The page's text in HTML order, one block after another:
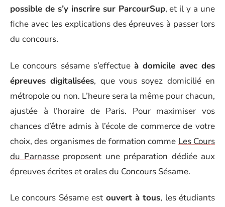
possible de s’y inscrire sur ParcourSup, et il y a une
fiche avec les explications des épreuves à passer lors
du concours.
Le concours sésame s’effectueà domicile avec des
épreuves digitalisées, que vous soyez domicilié en
métropole ou non. L’heure sera la même pour chacun,
ajustée à l’horaire de Paris. Pour maximiser vos
chances d’être admis à l’école de commerce de votre
choix, des organismes de formation comme Les Cours
du Parnasse proposent une préparation dédiée aux
épreuves écrites et orales du Concours Sésame.
Le concours Sésame est ouvert à tous, les étudiants